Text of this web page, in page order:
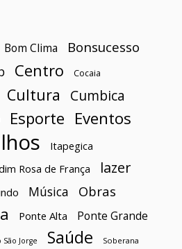
Bom Clima Bonsucesso
Centro Cocaia
Cultura Cumbica
Esporte Eventos
Itapegica
Rosa de França
lazer
Música Obras
Ponte Alta Ponte Grande
Jorge Saúde Soberana